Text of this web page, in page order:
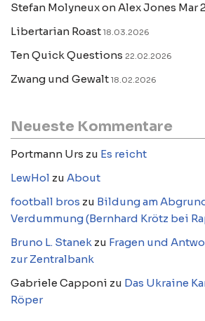
Stefan Molyneux on Alex Jones Mar
Libertarian Roast 18.03.2026
Ten Quick Questions 22.02.2026
Zwang und Gewalt 18.02.2026
Neueste Kommentare
Portmann Urs zu Es reicht
LewHol zu About
football bros zu Bildung am
Verdummung (Bernhard Krötz bei
Bruno L. Stanek zu Fragen und
zur Zentralbank
Gabriele Capponi zu Das Ukraine
Röper